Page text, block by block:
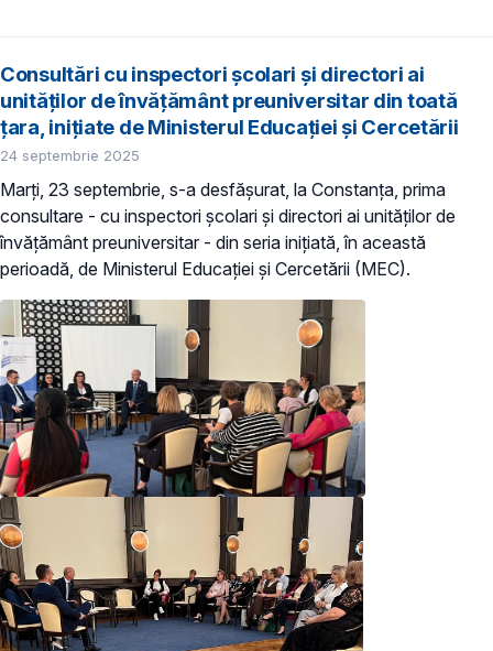
Consultări cu inspectori școlari și directori ai
unităților de învățământ preuniversitar din toată
țara, inițiate de Ministerul Educației și Cercetării
24 septembrie 2025
Marți, 23 septembrie, s-a desfășurat, la Constanța, prima
consultare - cu inspectori școlari și directori ai unităților de
învățământ preuniversitar - din seria inițiată, în această
perioadă, de Ministerul Educației și Cercetării (MEC).